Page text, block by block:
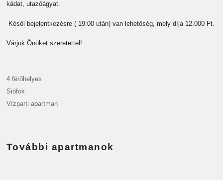
kádat, utazóágyat.
Késői bejelentkezésre ( 19:00 után) van lehetőség, mely díja 12.000 Ft.
Várjuk Önöket szeretettel!
4 férőhelyes
Siófok
Vízparti apartman
További apartmanok